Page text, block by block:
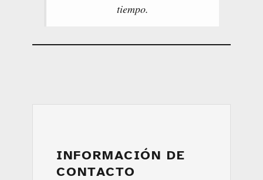
tiempo.
INFORMACIÓN DE
CONTACTO